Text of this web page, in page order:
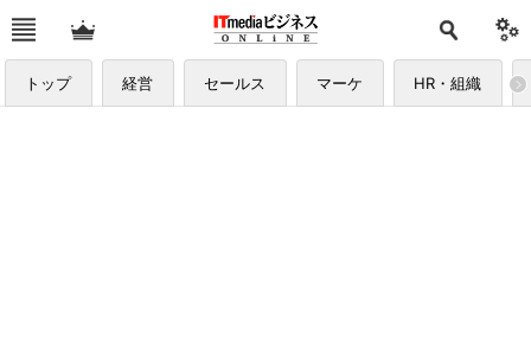
トップ 経営 セールス マーケ HR・組織